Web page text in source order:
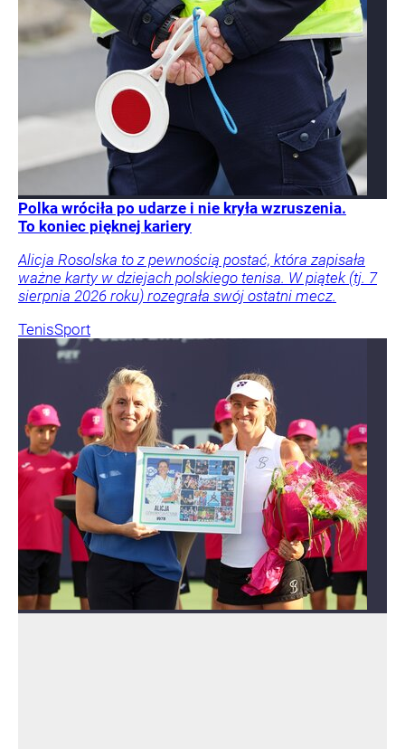
Polka wróciła po udarze i nie kryła wzruszenia.
To koniec pięknej kariery
Alicja Rosolska to z pewnością postać, która zapisała
ważne karty w dziejach polskiego tenisa. W piątek (tj. 7
sierpnia 2026 roku) rozegrała swój ostatni mecz.
TenisSport